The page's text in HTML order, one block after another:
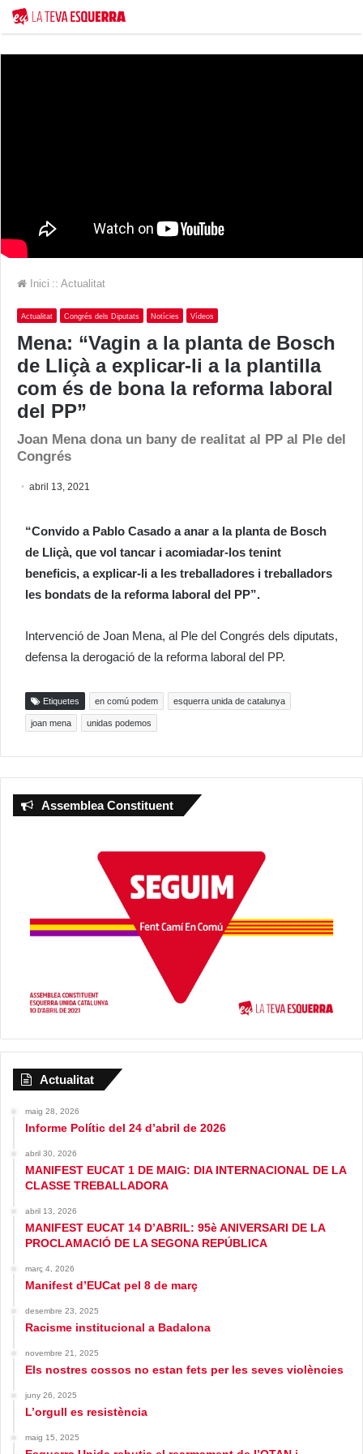
Inici :: Actualitat
Actualitat Congrés dels Diputats Notícies Vídeos
Mena: “Vagin a la planta de Bosch
de Lliçà a explicar-li a la plantilla
com és de bona la reforma laboral
del PP”
Joan Mena dona un bany de realitat al PP al Ple del
Congrés
abril 13, 2021
“Convido a Pablo Casado a anar a la planta de Bosch
de Lliçà, que vol tancar i acomiadar-los tenint
beneficis, a explicar-li a les treballadores i treballadors
les bondats de la reforma laboral del PP”.
Intervenció de Joan Mena, al Ple del Congrés dels diputats,
defensa la derogació de la reforma laboral del PP.
Etiquetes en comú podem esquerra unida de catalunya
joan mena unidas podemos
Assemblea Constituent
Actualitat
maig 28, 2026
Informe Polític del 24 d’abril de 2026
abril 30, 2026
MANIFEST EUCAT 1 DE MAIG: DIA INTERNACIONAL DE LA
CLASSE TREBALLADORA
abril 13, 2026
MANIFEST EUCAT 14 D’ABRIL: 95è ANIVERSARI DE LA
PROCLAMACIÓ DE LA SEGONA REPÚBLICA
març 4, 2026
Manifest d’EUCat pel 8 de març
desembre 23, 2025
Racisme institucional a Badalona
novembre 21, 2025
Els nostres cossos no estan fets per les seves violències
juny 26, 2025
L’orgull es resistència
maig 15, 2025